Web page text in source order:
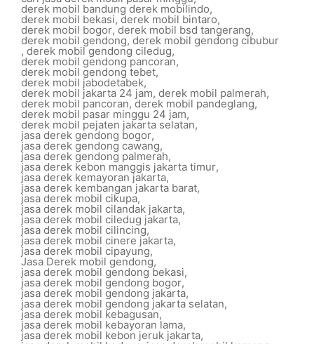
derek mobil bandung derek mobilindo,
derek mobil bekasi, derek mobil bintaro,
derek mobil bogor,derek mobil bsd tangerang,
derek mobil gendong, derek mobil gendong cibubur
, derek mobil gendong ciledug,
derek mobil gendong pancoran,
derek mobil gendong tebet,
derek mobil jabodetabek,
derek mobil jakarta 24 jam, derek mobil palmerah,
derek mobil pancoran, derek mobil pandeglang,
derek mobil pasar minggu 24 jam,
derek mobil pejaten jakarta selatan,
jasa derek gendong bogor,
jasa derek gendong cawang,
jasa derek gendong palmerah,
jasa derek kebon manggis jakarta timur,
jasa derek kemayoran jakarta,
jasa derek kembangan jakarta barat,
jasa derek mobil cikupa,
jasa derek mobil cilandak jakarta,
jasa derek mobil ciledug jakarta,
jasa derek mobil cilincing,
jasa derek mobil cinere jakarta,
jasa derek mobil cipayung,
Jasa Derek mobil gendong,
jasa derek mobil gendong bekasi,
jasa derek mobil gendong bogor,
jasa derek mobil gendong jakarta,
jasa derek mobil gendong jakarta selatan,
jasa derek mobil kebagusan,
jasa derek mobil kebayoran lama,
jasa derek mobil kebon jeruk jakarta,